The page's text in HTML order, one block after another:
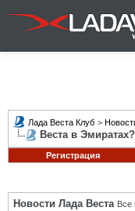
Лада Веста Клуб >
Веста в
Регистрация
Новости Лада Веста Все